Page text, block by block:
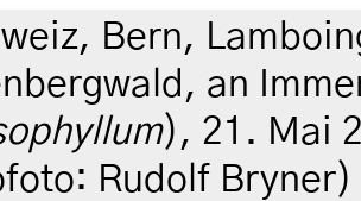
Bern,
an
), 21. Mai
Rudolf Bryner)